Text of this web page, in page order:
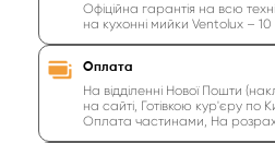
Офіційна гарантія на всю
на кухонні мийки Ventolux – 10
Оплата
На відділенні Нової Пошти
на сайті, Готівкою кур'єру по
Оплата частинами, На